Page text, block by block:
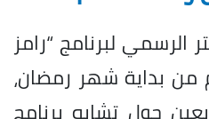
الرسمي لبرنامج “رامز
من بداية شهر رمضان،